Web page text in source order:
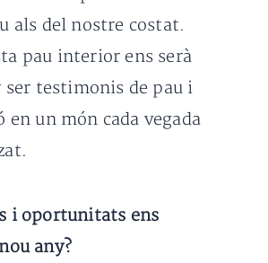
als del nostre costat.
pau interior ens serà
testimonis de pau i
en un món cada vegada
i oportunitats ens
any?